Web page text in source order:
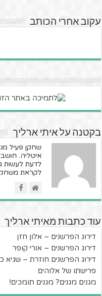
עקוב אחרי הכותב
בקטנה על איתי ארליך
איטליה.
לדעת לעשות
לקראת
עוד כתבות מאיתי ארליך
דירוג הפרשנים – אלון חזן
דירוג הפרשנים – אורי קופר
דירוג הפרשנים חוזרת – שגיא
פרישתו של אלוהים
מגנים מגנים? מגנים תומכים!